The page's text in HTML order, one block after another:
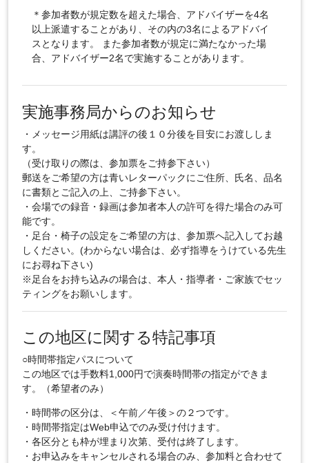
＊参加者数が規定数を超えた場合、アドバイザーを4名
以上派遣することがあり、その内の3名によるアドバイ
スとなります。 また参加者数が規定に満たなかった場
合、アドバイザー2名で実施することがあります。
実施事務局からのお知らせ
・メッセージ用紙は講評の後１０分後を目安にお渡ししま
す。
（受け取りの際は、参加票をご持参下さい）
郵送をご希望の方は青いレターパックにご住所、氏名、品名
に書類とご記入の上、ご持参下さい。
・会場での録音・録画は参加者本人の許可を得た場合のみ可
能です。
・足台・椅子の設定をご希望の方は、参加票へ記入してお越
しください。(わからない場合は、必ず指導をうけている先生
にお尋ね下さい)
※足台をお持ち込みの場合は、本人・指導者・ご家族でセッ
ティングをお願いします。
この地区に関する特記事項
○時間帯指定パスについて
この地区では手数料1,000円で演奏時間帯の指定ができま
す。（希望者のみ）
・時間帯の区分は、＜午前／午後＞の２つです。
・時間帯指定はWeb申込でのみ受け付けます。
・各区分とも枠が埋まり次第、受付は終了します。
・お申込みをキャンセルされる場合のみ、参加料と合わせて